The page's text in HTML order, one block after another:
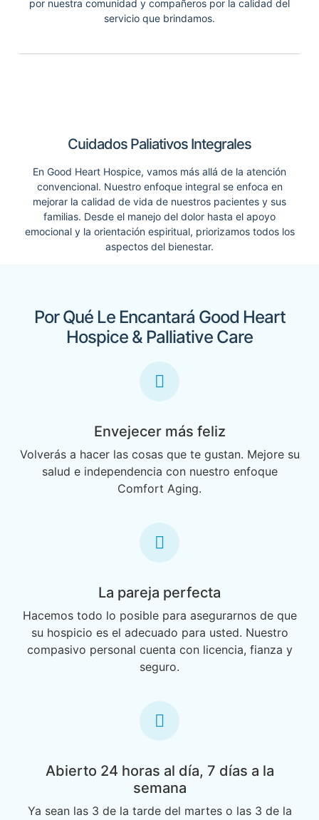
por nuestra comunidad y compañeros por la calidad del
servicio que brindamos.
Cuidados Paliativos Integrales
En Good Heart Hospice, vamos más allá de la atención
convencional. Nuestro enfoque integral se enfoca en
mejorar la calidad de vida de nuestros pacientes y sus
familias. Desde el manejo del dolor hasta el apoyo
emocional y la orientación espiritual, priorizamos todos los
aspectos del bienestar.
Por Qué Le Encantará Good Heart
Hospice & Palliative Care
Envejecer más feliz
Volverás a hacer las cosas que te gustan. Mejore su
salud e independencia con nuestro enfoque
Comfort Aging.
La pareja perfecta
Hacemos todo lo posible para asegurarnos de que
su hospicio es el adecuado para usted. Nuestro
compasivo personal cuenta con licencia, fianza y
seguro.
Abierto 24 horas al día, 7 días a la
semana
Ya sean las 3 de la tarde del martes o las 3 de la